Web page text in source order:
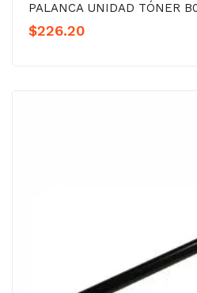
PALANCA UNIDAD TÓNER
$226.20